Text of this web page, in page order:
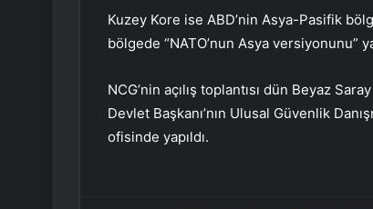
Kuzey Kore ise ABD’nin Asya-Pasifik
bölgede “NATO’nun Asya versiyonunu”
NCG’nin açılış toplantısı dün Beyaz
Devlet Başkanı’nın Ulusal Güvenlik
ofisinde yapıldı.